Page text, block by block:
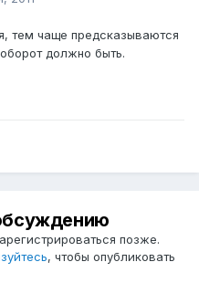
тем чаще предсказываются
должно быть.
позже.
, чтобы опубликовать